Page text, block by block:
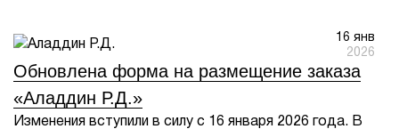
16 янв
2026
Обновлена форма на размещение заказа
«Аладдин Р.Д.»
Изменения вступили в силу с 16 января 2026 года. В